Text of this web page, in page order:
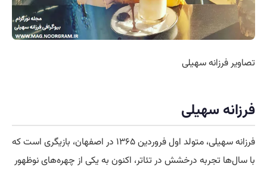
تصاویر فرزانه سهیلی
فرزانه سهیلی
فرزانه سهیلی، متولد اول فروردین ۱۳۶۵ در اصفهان، بازیگری است که
با سال‌ها تجربه درخشش در تئاتر، اکنون به یکی از چهره‌های نوظهور